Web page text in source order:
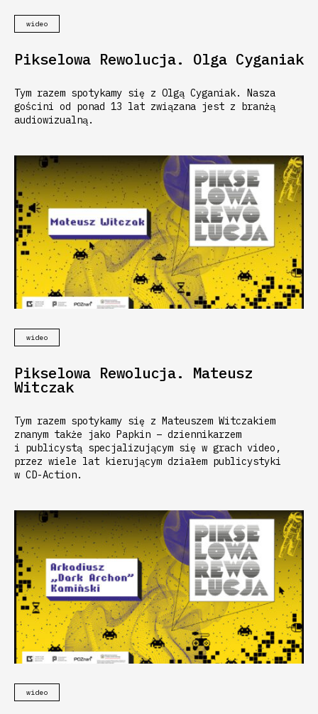
wideo
Pikselowa Rewolucja. Olga Cyganiak
Tym razem spotykamy się z Olgą Cyganiak. Nasza
gościni od ponad 13 lat związana jest z branżą
audiowizualną.
wideo
Pikselowa Rewolucja. Mateusz
Witczak
Tym razem spotykamy się z Mateuszem Witczakiem
znanym także jako Papkin – dziennikarzem
i publicystą specjalizującym się w grach video,
przez wiele lat kierującym działem publicystyki
w CD-Action.
wideo